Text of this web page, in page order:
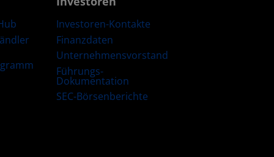
Investoren-Kontakte
Finanzdaten
Unternehmensvorstand
Führungs-
Dokumentation
SEC-Börsenberichte